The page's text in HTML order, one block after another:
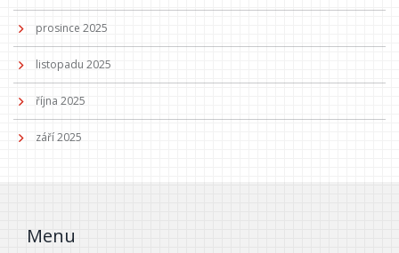
prosince 2025
listopadu 2025
října 2025
září 2025
Menu